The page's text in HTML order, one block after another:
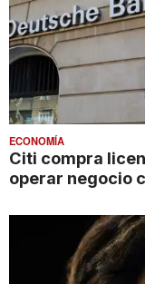
ECONOMÍA
Citi compra
operar negocio